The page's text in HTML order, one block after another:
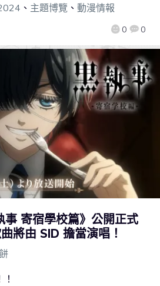
0 0
、 主題博覽 、 動漫情報
事 寄宿學校篇》公開正式
將由 SID 擔當演唱！